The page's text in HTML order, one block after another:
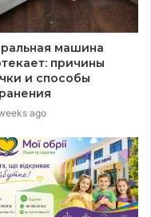
машина
причины
и способы
ago